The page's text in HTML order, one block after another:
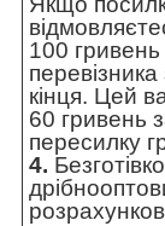
100
кінця. Цей
60 гривень
пересилку
4.